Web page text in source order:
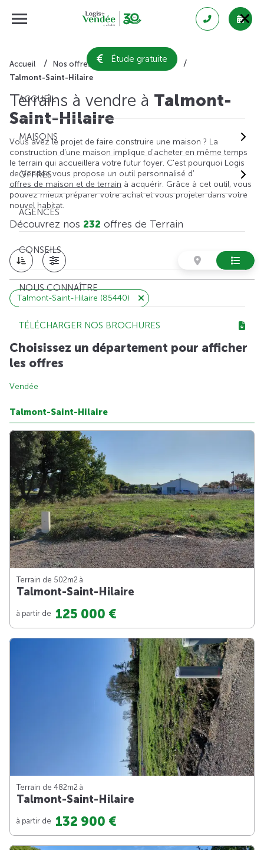
Étude gratuite
ACCUEIL
MAISONS
OFFRES
AGENCES
CONSEILS
NOUS CONNAÎTRE
TÉLÉCHARGER NOS BROCHURES
Accueil Nos offres de terrain
Vendée
Talmont-Saint-Hilaire
Terrains à vendre à Talmont-
Saint-Hilaire
Vous avez le projet de faire construire une maison ? La
construction d'une maison implique d'acheter en même temps
le terrain qui accueillera votre futur foyer. C'est pourquoi Logis
de Vendée vous propose un outil personnalisé d'
offres de maison et de terrain à acquérir. Grâce à cet outil, vous
pouvez mieux préparer votre achat et vous projeter dans votre
nouvel habitat.
Découvrez nos 232 offres de Terrain
Talmont-Saint-Hilaire (85440)
Choisissez un département pour afficher
les offres
Vendée
Talmont-Saint-Hilaire
Terrain de 502m2 à
Talmont-Saint-Hilaire
à partir de 125 000 €
Terrain de 482m2 à
Talmont-Saint-Hilaire
à partir de 132 900 €